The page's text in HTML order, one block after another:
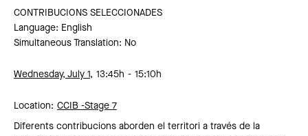
CONTRIBUCIONS SELECCIONADES
Language: English
Simultaneous Translation: No
Wednesday, July 1, 13:45h 15:10h
Location: CCIB -Stage 7
Diferents contribucions aborden el territori a través de la